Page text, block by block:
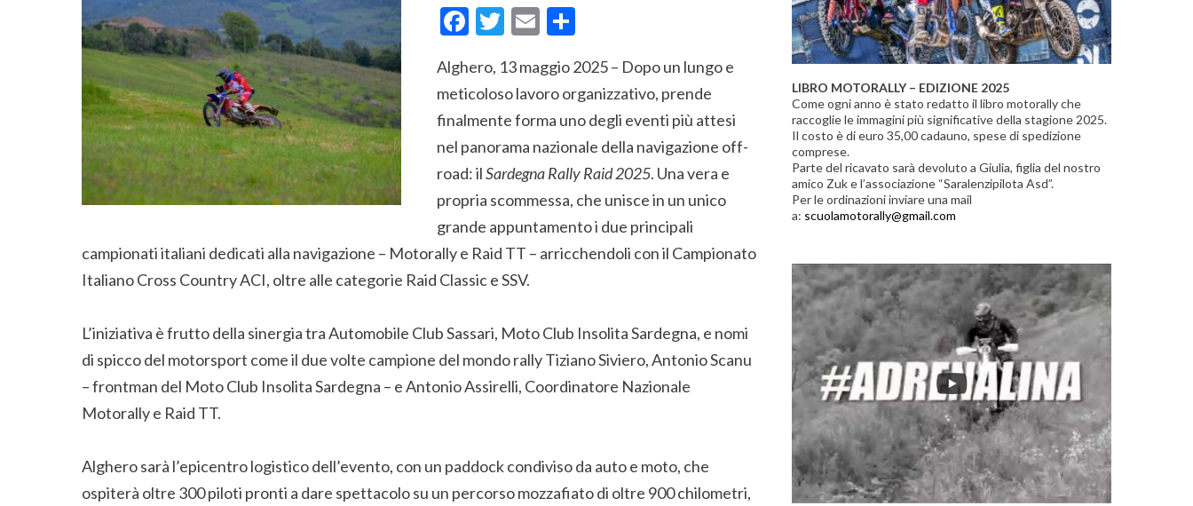
Facebook
Twitter
Email
Alghero, 13 maggio 2025 – Dopo un lungo e
meticoloso lavoro organizzativo, prende
finalmente forma uno degli eventi più attesi
nel panorama nazionale della navigazione off-
road: ilSardegna Rally Raid 2025. Una vera e
propria scommessa, che unisce in un unico
grande appuntamento i due principali
campionati italiani dedicati alla navigazione – Motorally e Raid TT – arricchendoli con il Campionato
Italiano Cross Country ACI, oltre alle categorie Raid Classic e SSV.
L’iniziativa è frutto della sinergia tra Automobile Club Sassari, Moto Club Insolita Sardegna, e nomi
di spicco del motorsport come il due volte campione del mondo rally Tiziano Siviero, Antonio Scanu
– frontman del Moto Club Insolita Sardegna – e Antonio Assirelli, Coordinatore Nazionale
Motorally e Raid TT.
Alghero sarà l’epicentro logistico dell’evento, con un paddock condiviso da auto e moto, che
ospiterà oltre 300 piloti pronti a dare spettacolo su un percorso mozzafiato di oltre 900 chilometri,
LIBRO MOTORALLY – EDIZIONE 2025
Come ogni anno è stato redatto il libro motorally che
raccoglie le immagini più significative della stagione 2025.
Il costo è di euro 35,00 cadauno, spese di spedizione
comprese.
Parte del ricavato sarà devoluto a Giulia, figlia del nostro
amico Zuk e l’associazione “Saralenzipilota Asd”.
Per le ordinazioni inviare una mail
a: scuolamotorally@gmail.com
THIS
IS
MOTORALLY!